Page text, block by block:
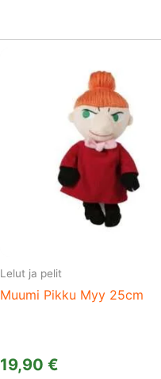
Lelut ja pelit
Muumi Pikku Myy 25cm
19,90 €